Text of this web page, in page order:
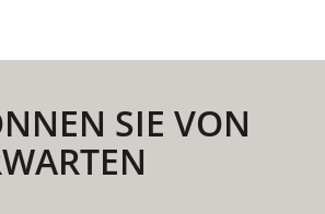
SIE VON